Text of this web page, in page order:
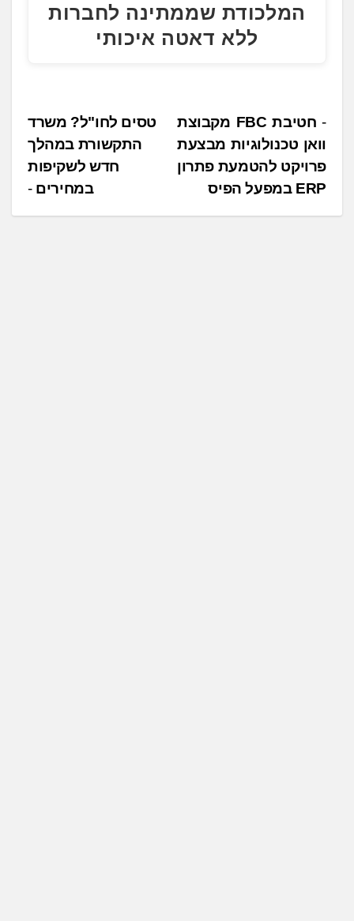
המלכודת שממתינה לחברות
ללא דאטה איכותי
נ
י
ו
טסים לחו"ל? משרד
התקשורת במהלך
חדש לשקיפות
במחירים
חטיבת FBC מקבוצת
וואן טכנולוגיות מבצעת
פרויקט להטמעת פתרון
ERP במפעל הפיס